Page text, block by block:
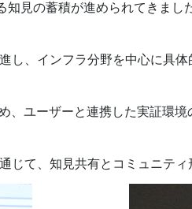
見の蓄積が進められてきまし
、インフラ分野を中心に具体
ユーザーと連携した実証環境
て、知見共有とコミュニティ